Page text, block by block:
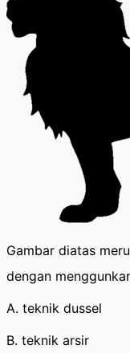
Gambar diatas
dengan
A. teknik dussel
B. teknik arsir